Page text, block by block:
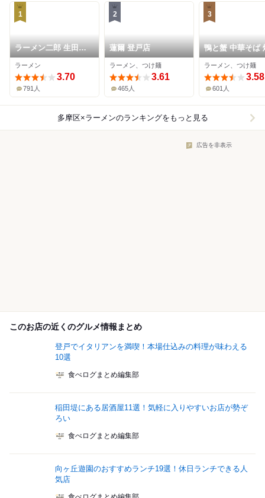
1
ラーメン二郎 生田駅
前店
ラーメン
3.70
791人
2
蓮爾 登戸店
ラーメン、つけ麺
3.61
465人
3
鴨と蟹 中華そば
ラーメン、つけ麺
3.58
601人
多摩区×ラーメンのランキングをもっと見る
広告を非表示
このお店の近くのグルメ情報まとめ
登戸でイタリアンを満喫！本場仕込みの料理が味わえる
10選
食べログまとめ編集部
稲田堤にある居酒屋11選！気軽に入りやすいお店が勢ぞ
ろい
食べログまとめ編集部
向ヶ丘遊園のおすすめランチ19選！休日ランチできる人
気店